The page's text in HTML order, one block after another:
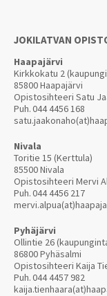
JOKILATVAN
Haapajärvi
Kirkkokatu 2
85800 Haapajärvi
Opistosihteeri Satu
Puh.044 4456 168
Nivala
Toritie 15 (Kerttula)
85500 Nivala
Opistosihteeri Mervi
Puh.044 4456 217
Pyhäjärvi
Ollintie 26
86800 Pyhäsalmi
Opistosihteeri Kaija
Puh.044 4457 982